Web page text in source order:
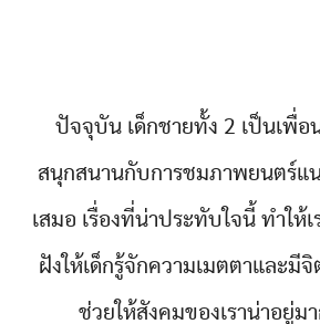
ปัจจุบัน เด็กชายทั้ง 2 เป็นเพื่
สนุกสนานกับการชมภาพยนตร์แ
เสมอ เรื่องที่น่าประทับใจนี้ ทำให้เ
ฝังให้เด็กรู้จักความเมตตาและมี
ช่วยให้สังคมของเราน่าอยู่ม